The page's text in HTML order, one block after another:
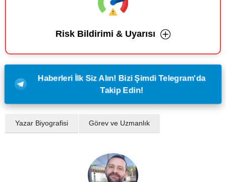
Risk Bildirimi & Uyarısı
Haberleri İlk Siz Alın! Bizi Şimdi Telegram'da
Takip Edin!
Yazar Biyografisi Görev ve Uzmanlık